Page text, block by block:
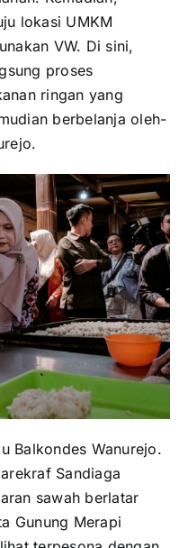
lokasi UMKM
VW. Di sini,
proses
ringan yang
berbelanja oleh-
Balkondes Wanurejo.
Sandiaga
sawah berlatar
Gunung Merapi